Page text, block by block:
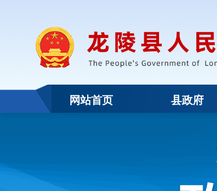
网站首页 县政府